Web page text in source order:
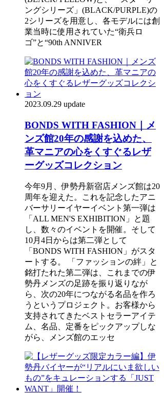
ングシリーズ」(BLACK/PURPLE)の
2シリーズを用意し、各モデルには創
業当時に使用されていた“衛兵ロ
ゴ”と“90th ANNIVER
2023.09.29 update
BONDS WITH FASHION｜メ
ンズ館20年の感謝を込めた、
革マニアの心をくすぐるレザ
ーグッズコレクション
今年9月、伊勢丹新宿店メンズ館は20
周年を迎えた。これを記念したアニ
バーサリーイヤーイベント第一弾は
「ALL MEN'S EXHIBITION」と題
し、数々のイベントを開催。そして
10月4日からは第二弾として
「BONDS WITH FASHION」がスタ
ートする。 「ファッションの絆」と
銘打たれた第二弾は、これまでの伊
勢丹メンズの足跡を振り返りなが
ら、次の20年につながる名品を作ろ
うというプロジェクト。お客様から
支持されてきたベストセラーアイテ
ム、名品、定番をピックアップしな
がら、メンズ館のエッセ